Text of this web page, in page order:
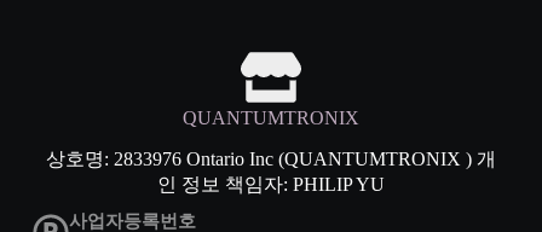
QUANTUMTRONIX
상호명: 2833976 Ontario Inc (QUANTUMTRONIX ) 개
인 정보 책임자: PHILIP YU
사업자등록번호